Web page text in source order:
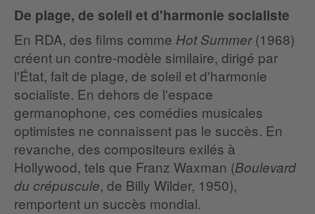
De plage, de soleil et d'harmonie socialiste
En RDA, des films comme Hot Summer(1968)
créent un contre-modèle similaire, dirigé par
l'État, fait de plage, de soleil et d'harmonie
socialiste. En dehors de l'espace
germanophone, ces comédies musicales
optimistes ne connaissent pas le succès. En
revanche, des compositeurs exilés à
Hollywood, tels que Franz Waxman (Boulevard
du crépuscule, de Billy Wilder, 1950),
remportent un succès mondial.